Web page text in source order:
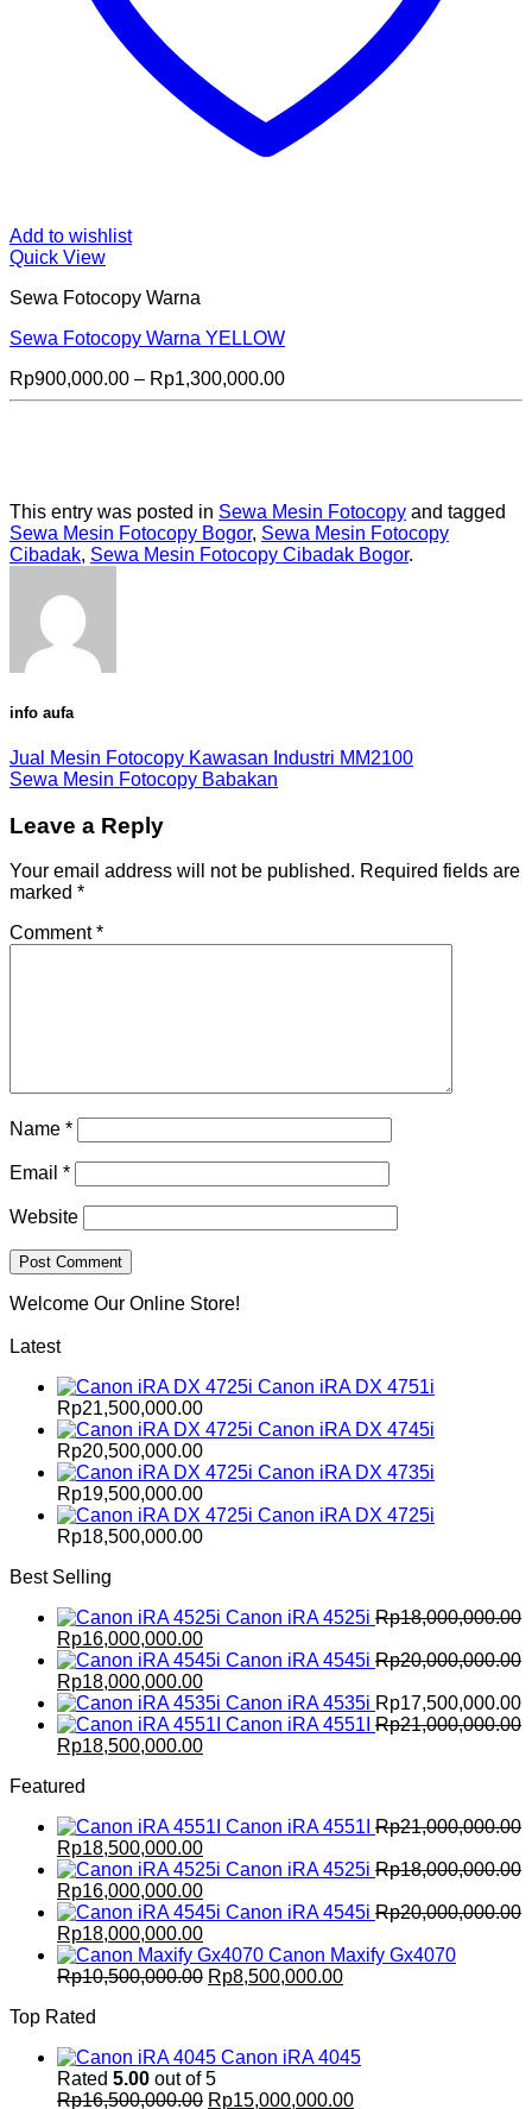
Add to wishlist
Quick View
Sewa Fotocopy Warna
Sewa Fotocopy Warna YELLOW
Rp900,000.00 – Rp1,300,000.00Price
range:
This entry was posted in Sewa Mesin Fotocopy and tagged
Sewa Mesin Fotocopy Bogor, Sewa Mesin Fotocopy
Cibadak, Sewa Mesin Fotocopy Cibadak Bogor.
info aufa
Jual Mesin Fotocopy Kawasan Industri MM2100
Sewa Mesin Fotocopy Babakan
Leave a Reply
Your email address will not be published. Required fields are
marked *
Comment*
Name *
Email *
Website
Welcome Our Online Store!
Latest
Canon iRA DX 4751i
Rp21,500,000.00
Canon iRA DX 4745i
Rp20,500,000.00
Canon iRA DX 4735i
Rp19,500,000.00
Canon iRA DX 4725i
Rp18,500,000.00
Best Selling
Canon iRA 4525i Rp18,000,000.00
Original
price
was:
Rp18,000,000.00.
Rp16,000,000.00Current
price
is:
Rp16,000,000.00.
Canon iRA 4545i Rp20,000,000.00
Original
price
was:
Rp20,000,000.00.
Rp18,000,000.00Current
price
is:
Rp18,000,000.00.
Canon iRA 4535i Rp17,500,000.00
Canon iRA 4551I Rp21,000,000.00
Original
was:
Rp18,500,000.00Current
Featured
Canon iRA 4551I Rp21,000,000.00
Original
price
was:
Rp21,000,000.00.
Rp18,500,000.00Current
price
is:
Rp18,500,000.00.
Canon iRA 4525i Rp18,000,000.00
Original
price
was:
Rp18,000,000.00.
Rp16,000,000.00Current
price
is:
Rp16,000,000.00.
Canon iRA 4545i Rp20,000,000.00
Original
price
was:
Rp18,000,000.00Current
price
is:
Canon Maxify Gx4070
Rp10,500,000.00 Original
Rp8,500,000.00Current
Top Rated
Canon iRA 4045
Rated 5.00 out of 5
Rp16,500,000.00 Original
Rp15,000,000.00Current